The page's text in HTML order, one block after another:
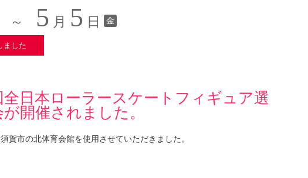
～ 5 月 5 日 金
ました
全日本ローラースケートフィギュア選
開催されました。
賀市の北体育会館を使用させていただきました。